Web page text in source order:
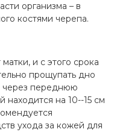
организма – в
костями черепа.
и с этого срока
прощупать дно
через переднюю
на 10--15 см
ухода за кожей для